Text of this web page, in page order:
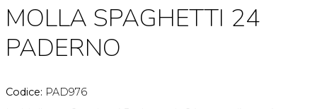
MOLLA SPAGHETTI 24
PADERNO
Codice: PAD976